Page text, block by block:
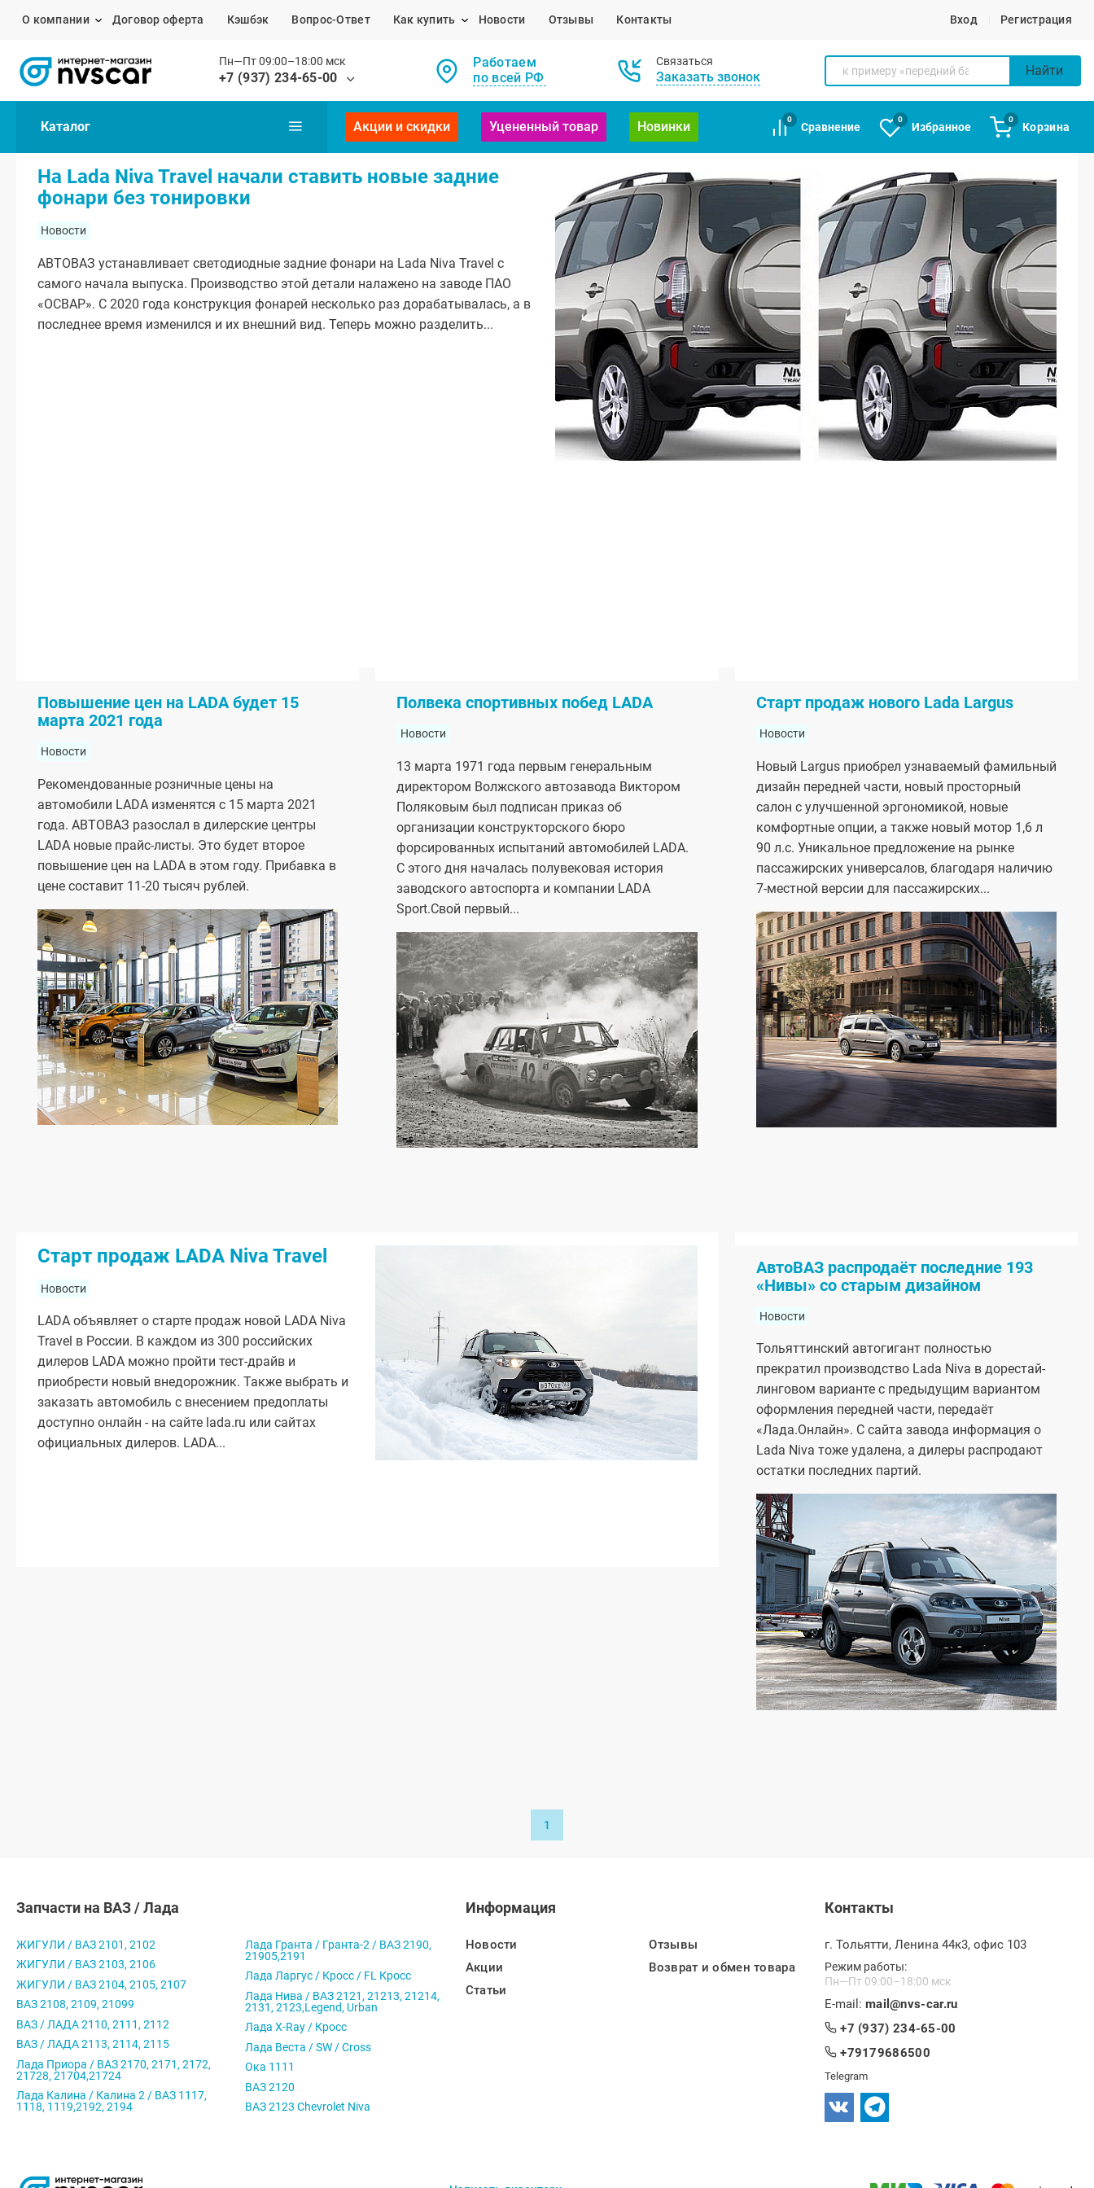
О компании Договор оферта Кэшбэк Вопрос-Ответ Как купить Новости Отзывы Контакты Вход Регистрация
Пн—Пт 09:00–18:00 мск
+7 (937) 234-65-00
Работаем
по всей РФ
Связаться
Заказать звонок Найти
Каталог Акции и скидки Уцененный товар Новинки
0
Сравнение
0
Избранное
0
Корзина
На Lada Niva Travel начали ставить новые задние
фонари без тонировки
Новости
АВТОВАЗ устанавливает светодиодные задние фонари на Lada Niva Travel с
самого начала выпуска. Производство этой детали налажено на заводе ПАО
«ОСВАР». С 2020 года конструкция фонарей несколько раз дорабатывалась, а в
последнее время изменился и их внешний вид. Теперь можно разделить...
Повышение цен на LADA будет 15
марта 2021 года
Новости
Рекомендованные розничные цены на
автомобили LADA изменятся с 15 марта 2021
года. АВТОВАЗ разослал в дилерские центры
LADA новые прайс-листы. Это будет второе
повышение цен на LADA в этом году. Прибавка в
цене составит 11-20 тысяч рублей.
Полвека спортивных побед LADA
Новости
13 марта 1971 года первым генеральным
директором Волжского автозавода Виктором
Поляковым был подписан приказ об
организации конструкторского бюро
форсированных испытаний автомобилей LADA.
С этого дня началась полувековая история
заводского автоспорта и компании LADA
Sport.Свой первый...
Старт продаж нового Lada Largus
Новости
Новый Largus приобрел узнаваемый фамильный
дизайн передней части, новый просторный
салон с улучшенной эргономикой, новые
комфортные опции, а также новый мотор 1,6 л
90 л.с. Уникальное предложение на рынке
пассажирских универсалов, благодаря наличию
7-местной версии для пассажирских...
Старт продаж LADA Niva Travel
Новости
LADA объявляет о старте продаж новой LADA Niva
Travel в России. В каждом из 300 российских
дилеров LADA можно пройти тест-драйв и
приобрести новый внедорожник. Также выбрать и
заказать автомобиль с внесением предоплаты
доступно онлайн - на сайте lada.ru или сайтах
официальных дилеров. LADA...
АвтоВАЗ распродаёт последние 193
«Нивы» со старым дизайном
Новости
Тольяттинский автогигант полностью
прекратил производство Lada Niva в дорестай­
линговом варианте с предыдущим вариантом
оформ­ления передней части, передаёт
«Лада.Онлайн». С сайта завода информация о
Lada Niva тоже удалена, а дилеры распродают
остатки последних партий.
1
Запчасти на ВАЗ / Лада
ЖИГУЛИ / ВАЗ 2101, 2102
ЖИГУЛИ / ВАЗ 2103, 2106
ЖИГУЛИ / ВАЗ 2104, 2105, 2107
ВАЗ 2108, 2109, 21099
ВАЗ / ЛАДА 2110, 2111, 2112
ВАЗ / ЛАДА 2113, 2114, 2115
Лада Приора / ВАЗ 2170, 2171, 2172,
21728, 21704,21724
Лада Калина / Калина 2 / ВАЗ 1117,
1118, 1119,2192, 2194
Лада Гранта / Гранта-2 / ВАЗ 2190,
21905,2191
Лада Ларгус / Кросс / FL Кросс
Лада Нива / ВАЗ 2121, 21213, 21214,
2131, 2123,Legend, Urban
Лада X-Ray / Кросс
Лада Веста / SW / Cross
Ока 1111
ВАЗ 2120
ВАЗ 2123 Chevrolet Niva
Информация
Новости
Акции
Статьи
Отзывы
Возврат и обмен товара
Контакты
г. Тольятти, Ленина 44к3, офис 103
Режим работы:
Пн—Пт 09:00–18:00 мск
E-mail: mail@nvs-car.ru
+7 (937) 234-65-00
+79179686500
Telegram